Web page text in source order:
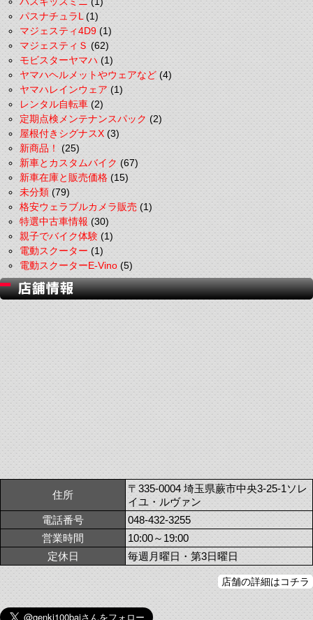
パスナチュラL(1)
マジェスティ4D9(1)
マジェスティＳ(62)
モビスターヤマハ(1)
ヤマハヘルメットやウェアなど(4)
ヤマハレインウェア(1)
レンタル自転車(2)
定期点検メンテナンスパック(2)
屋根付きシグナスX(3)
新商品！(25)
新車とカスタムバイク(67)
新車在庫と販売価格(15)
未分類(79)
格安ウェラブルカメラ販売(1)
特選中古車情報(30)
親子でバイク体験(1)
電動スクーター(1)
電動スクーターE-Vino(5)
住所
〒335-0004 埼玉県蕨市中央3-25-1ソレ
イユ・ルヴァン
電話番号
048-432-3255
営業時間
10:00～19:00
定休日
毎週月曜日・第3日曜日
店舗の詳細はコチラ